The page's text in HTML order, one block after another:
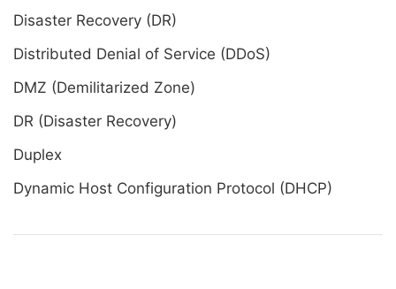
Disaster Recovery (DR)
Distributed Denial of Service (DDoS)
DMZ (Demilitarized Zone)
DR (Disaster Recovery)
Duplex
Dynamic Host Configuration Protocol (DHCP)